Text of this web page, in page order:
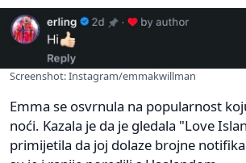
Screenshot: Instagram/emmakwillman
Emma se osvrnula na popularnost
noći. Kazala je da je gledala "Love
primijetila da joj dolaze brojne